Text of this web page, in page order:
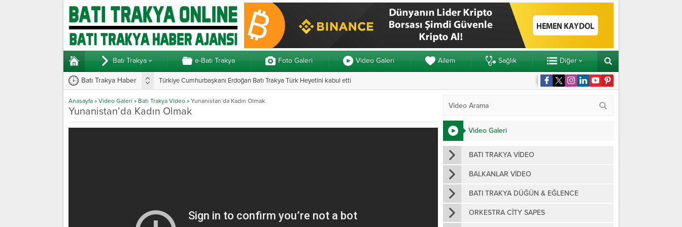
Batı Trakya e-Batı Trakya Foto Galeri Video Galeri Ailem Sağlık Diğer
Batı Trakya Haber Türkiye Cumhurbaşkanı Erdoğan Batı Trakya Türk Heyetini kabul etti
Anasayfa » Video Galeri » Batı Trakya Video » Yunanistan’da Kadın Olmak
Yunanistan’da Kadın Olmak
Video Galeri
BATI TRAKYA VIDEO
BALKANLAR VIDEO
BATI TRAKYA DÜĞÜN & EĞLENCE
ORKESTRA CITY SAPES